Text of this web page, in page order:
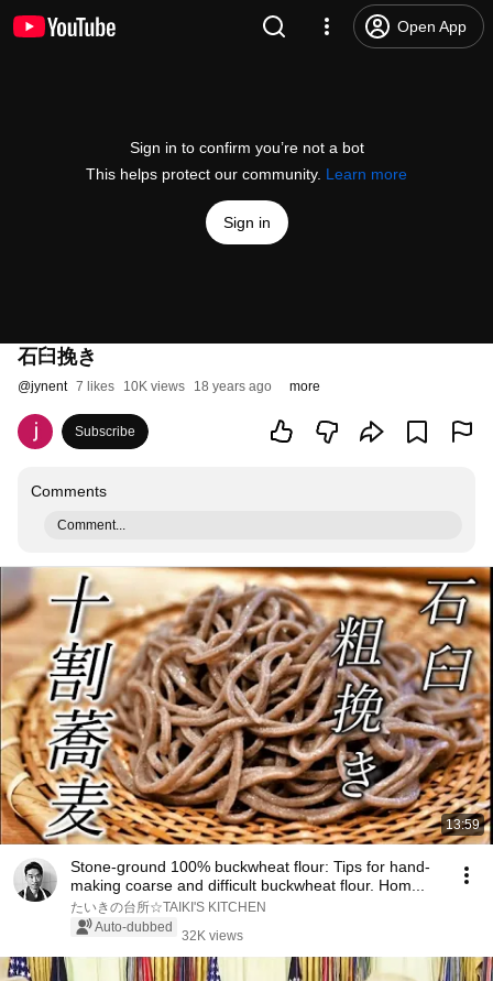
Open App
Sign in to confirm you’re not a bot
This helps protect our community. Learn more
Sign in
石臼挽き
@jynent 7 likes 10K views 18 years ago more
Subscribe
Comments
Comment...
13:59
Stone-ground 100% buckwheat flour: Tips for hand-
making coarse and difficult buckwheat flour. Hom...
たいきの台所☆TAIKI'S KITCHEN
Auto-dubbed
32K views